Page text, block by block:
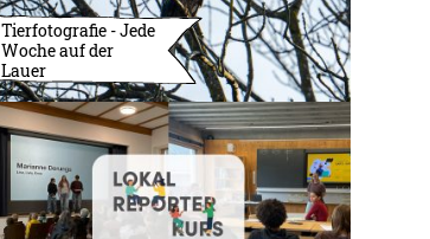
Tierfotografie - Jede
Woche auf der
Lauer